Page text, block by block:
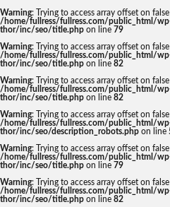
Warning: Trying to access array offset on
/home/fullress/fullress.com/public_html/
thor/inc/seo/title.php on line 79
Warning: Trying to access array offset on
/home/fullress/fullress.com/public_html/
thor/inc/seo/title.php on line 82
Warning: Trying to access array offset on
/home/fullress/fullress.com/public_html/
thor/inc/seo/title.php on line 82
Warning: Trying to access array offset on
/home/fullress/fullress.com/public_html/
thor/inc/seo/description_robots.php on line
Warning: Trying to access array offset on
/home/fullress/fullress.com/public_html/
thor/inc/seo/title.php on line 79
Warning: Trying to access array offset on
/home/fullress/fullress.com/public_html/
thor/inc/seo/title.php on line 82